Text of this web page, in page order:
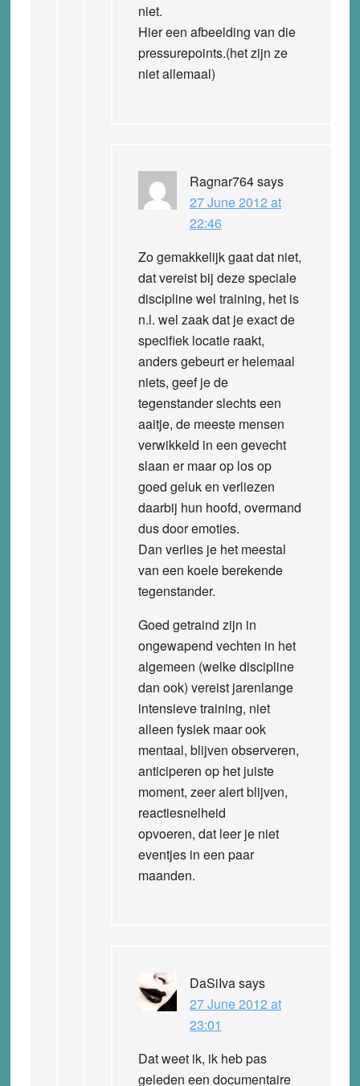
niet.
Hier een afbeelding van die
pressurepoints.(het zijn ze
niet allemaal)
Ragnar764says
27 June 2012 at
22:46
Zo gemakkelijk gaat dat niet,
dat vereist bij deze speciale
discipline wel training, het is
n.l. wel zaak dat je exact de
specifiek locatie raakt,
anders gebeurt er helemaal
niets, geef je de
tegenstander slechts een
aaitje, de meeste mensen
verwikkeld in een gevecht
slaan er maar op los op
goed geluk en verliezen
daarbij hun hoofd, overmand
dus door emoties.
Dan verlies je het meestal
van een koele berekende
tegenstander.
Goed getraind zijn in
ongewapend vechten in het
algemeen (welke discipline
dan ook) vereist jarenlange
intensieve training, niet
alleen fysiek maar ook
mentaal, blijven observeren,
anticiperen op het juiste
moment, zeer alert blijven,
reactiesnelheid
opvoeren, dat leer je niet
eventjes in een paar
maanden.
DaSiIvasays
27 June 2012 at
23:01
Dat weet ik, ik heb pas
geleden een documentaire